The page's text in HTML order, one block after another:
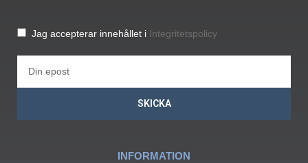
Jag accepterar innehållet i Integritetspolicy
SKICKA
INFORMATION